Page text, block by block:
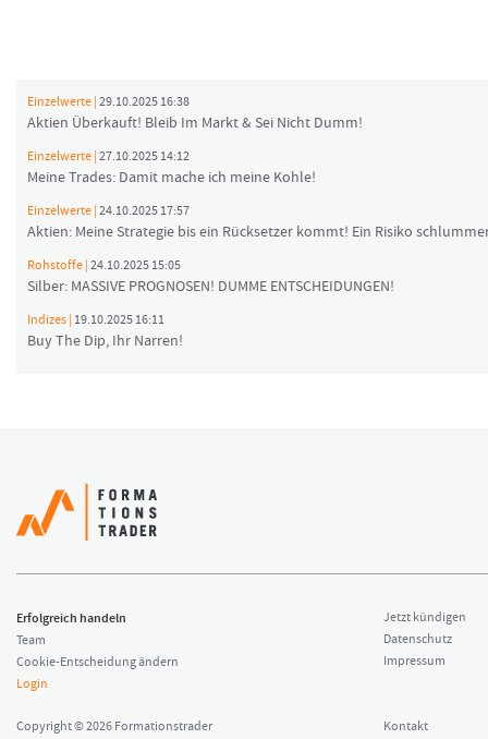
Einzelwerte | 29.10.2025 16:38
Aktien Überkauft! Bleib Im Markt & Sei Nicht Dumm!
Einzelwerte | 27.10.2025 14:12
Meine Trades: Damit mache ich meine Kohle!
Einzelwerte | 24.10.2025 17:57
Aktien: Meine Strategie bis ein Rücksetzer kommt! Ein Risiko
Rohstoffe | 24.10.2025 15:05
Silber: MASSIVE PROGNOSEN! DUMME ENTSCHEIDUNGEN!
Indizes | 19.10.2025 16:11
Buy The Dip, Ihr Narren!
Erfolgreich handeln
Team
Cookie-Entscheidung ändern
Login
Jetzt kündigen
Datenschutz
Impressum
Copyright © 2026 Formationstrader
Kontakt